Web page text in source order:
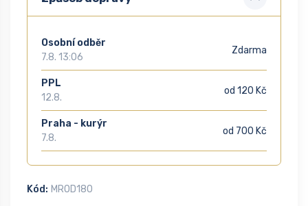
Osobní odběr
7.8. 13:06
Zdarma
PPL
12.8.
od 120 Kč
Praha - kurýr
7.8.
od 700 Kč
Kód: MROD180